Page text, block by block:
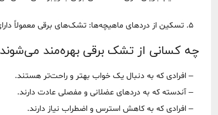
5. تسکین از دردهای ماهیچه‌ها: تشک‌های برقی معمولاً دارای بخش‌هایی هستند که به ماساژ ماهیچه‌ها کمک می‌کنند و درد و خستگی ماهیچه‌ها را کاهش می‌دهند.
چه کسانی از تشک برقی بهره‌مند
– افرادی که به دنبال یک خواب بهتر و راحت‌تر هستند.
– آندسته که به دردهای عضلانی و مفصلی عادت دارند.
– افرادی که به کاهش استرس و اضطراب نیاز دارند.